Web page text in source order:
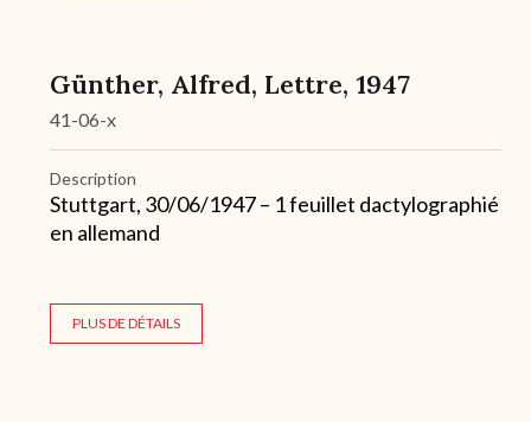
Günther, Alfred, Lettre, 1947
41-06-x
Description
Stuttgart, 30/06/1947 – 1 feuillet dactylographié
en allemand
PLUS DE DÉTAILS